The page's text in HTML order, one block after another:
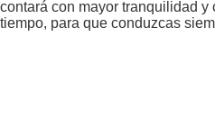
contará con mayor tranquilidad y
tiempo, para que conduzcas